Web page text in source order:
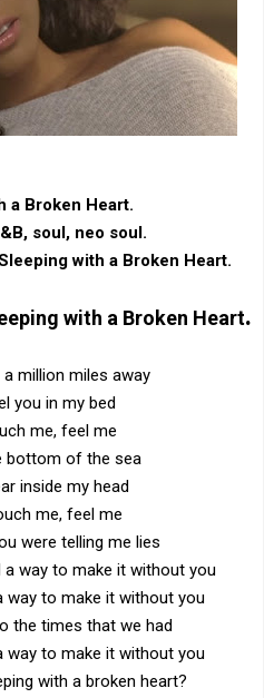
a Broken Heart.
soul, neo soul.
with a Broken Heart.
with a Broken Heart.
million miles away
you in my bed
me, feel me
bottom of the sea
inside my head
me, feel me
were telling me lies
way to make it without you
way to make it without you
the times that we had
way to make it without you
with a broken heart?